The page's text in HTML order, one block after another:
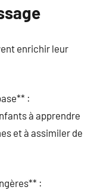
enrichir leur
:
à apprendre
et à assimiler de
: